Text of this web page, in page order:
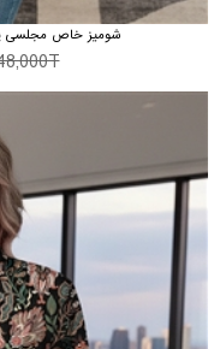
شومیز خاص مجلسی